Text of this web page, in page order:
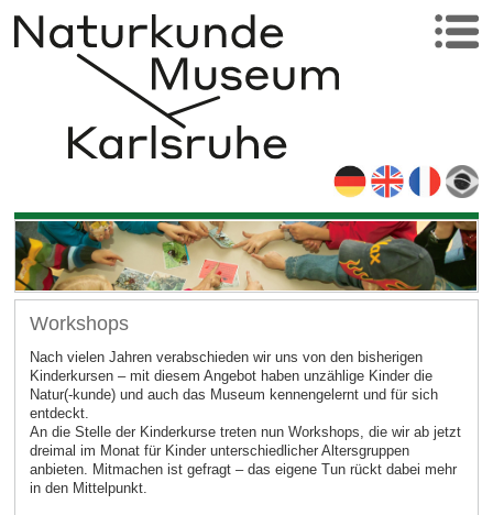
Workshops
Nach vielen Jahren verabschieden wir uns von den bisherigen
Kinderkursen – mit diesem Angebot haben unzählige Kinder die
Natur(-kunde) und auch das Museum kennengelernt und für sich
entdeckt.
An die Stelle der Kinderkurse treten nun Workshops, die wir ab jetzt
dreimal im Monat für Kinder unterschiedlicher Altersgruppen
anbieten. Mitmachen ist gefragt – das eigene Tun rückt dabei mehr
in den Mittelpunkt.